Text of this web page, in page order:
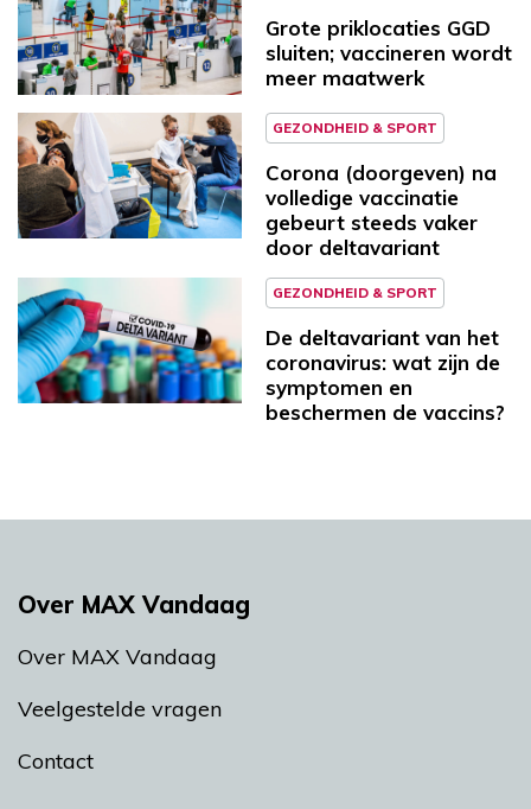
Grote priklocaties GGD
sluiten; vaccineren wordt
meer maatwerk
GEZONDHEID & SPORT
Corona (doorgeven) na
volledige vaccinatie
gebeurt steeds vaker
door deltavariant
GEZONDHEID & SPORT
De deltavariant van het
coronavirus: wat zijn de
symptomen en
beschermen de vaccins?
Over MAX Vandaag
Over MAX Vandaag
Veelgestelde vragen
Contact